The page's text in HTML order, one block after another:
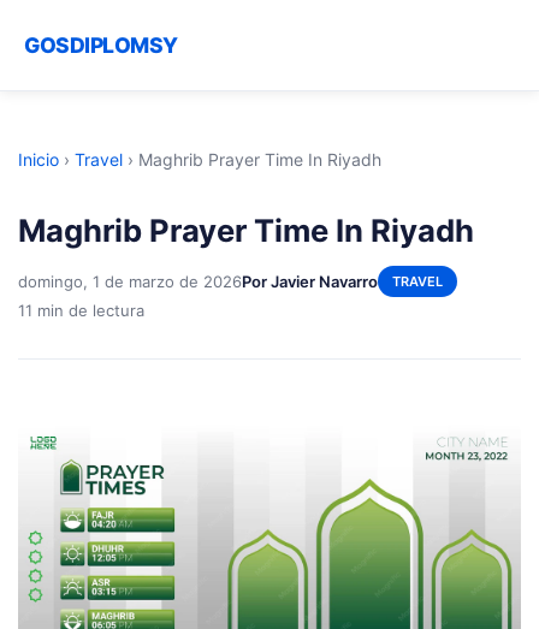
GOSDIPLOMSY
Inicio › Travel › Maghrib Prayer Time In Riyadh
Maghrib Prayer Time In Riyadh
domingo, 1 de marzo de 2026Por Javier Navarro TRAVEL
11 min de lectura